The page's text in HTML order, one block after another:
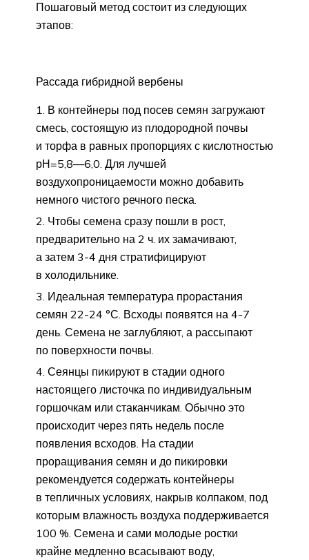
Пошаговый метод состоит из следующих
этапов:
Рассада гибридной вербены
В контейнеры под посев семян загружают
смесь, состоящую из плодородной почвы
и торфа в равных пропорциях с кислотностью
рН=5,8—6,0. Для лучшей
воздухопроницаемости можно добавить
немного чистого речного песка.
Чтобы семена сразу пошли в рост,
предварительно на 2 ч. их замачивают,
а затем 3-4 дня стратифицируют
в холодильнике.
Идеальная температура прорастания
семян 22-24 °С. Всходы появятся на 4-7
день. Семена не заглубляют, а рассыпают
по поверхности почвы.
Сеянцы пикируют в стадии одного
настоящего листочка по индивидуальным
горшочкам или стаканчикам. Обычно это
происходит через пять недель после
появления всходов. На стадии
проращивания семян и до пикировки
рекомендуется содержать контейнеры
в тепличных условиях, накрыв колпаком, под
которым влажность воздуха поддерживается
100 %. Семена и сами молодые ростки
крайне медленно всасывают воду,